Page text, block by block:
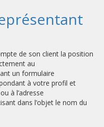
de son client la position
au
un formulaire
à votre profil et
à l’adresse
dans l’objet le nom du